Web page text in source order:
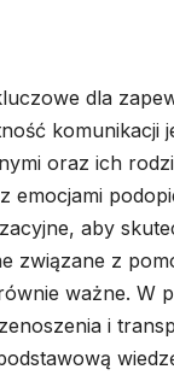
dla
komunikacji
oraz ich
emocjami
aby
związane z
ważne. W
i